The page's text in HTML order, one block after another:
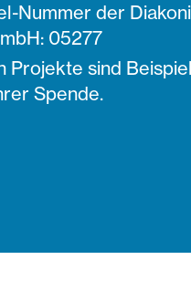
Nummer der
05277
Projekte sind
Spende.